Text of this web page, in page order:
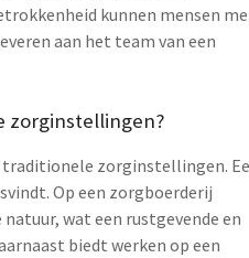
kunnen mensen
aan het team van een
zorginstellingen?
traditionele zorginstellingen.
Op een zorgboerderij
wat een rustgevende en
biedt werken op een